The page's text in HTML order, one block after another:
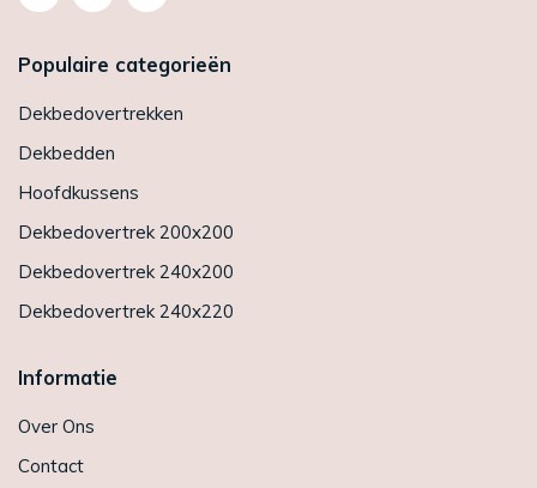
Populaire categorieën
Dekbedovertrekken
Dekbedden
Hoofdkussens
Dekbedovertrek 200x200
Dekbedovertrek 240x200
Dekbedovertrek 240x220
Informatie
Over Ons
Contact